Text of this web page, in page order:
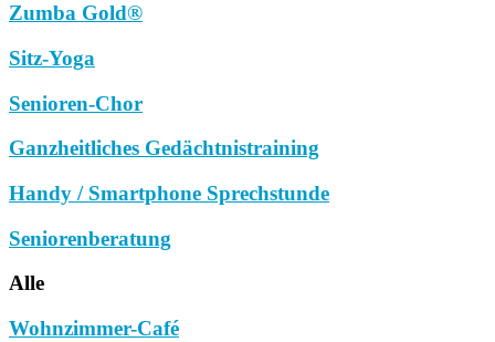
Zumba Gold®
Sitz-Yoga
Senioren-Chor
Ganzheitliches Gedächtnistraining
Handy / Smartphone Sprechstunde
Seniorenberatung
Alle
Wohnzimmer-Café